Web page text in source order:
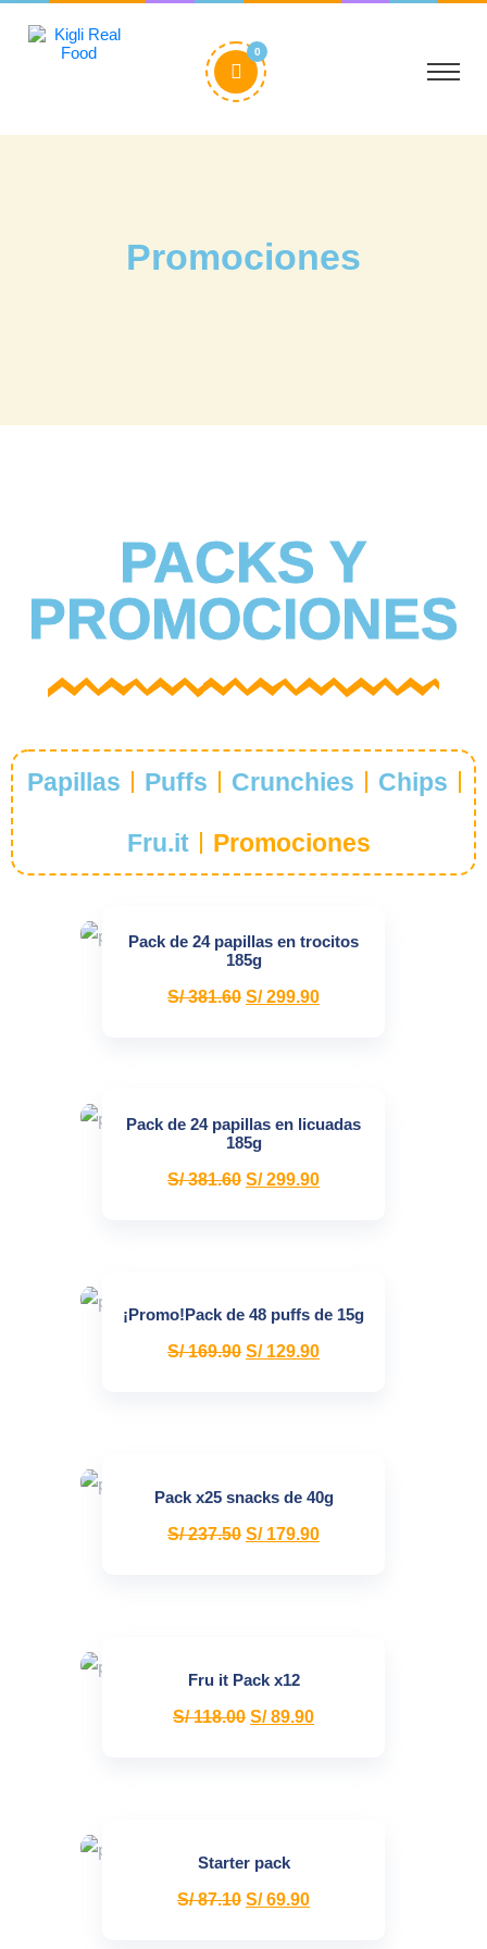
0
Promociones
PACKS Y
PROMOCIONES
Papillas Puffs Crunchies Chips
Fru.it Promociones
Pack de 24 papillas en trocitos
185g
S/381.60 S/299.90
Pack de 24 papillas en licuadas
185g
S/381.60 S/299.90
¡Promo!Pack de 48 puffs de 15g
S/169.90 S/129.90
Pack x25 snacks de 40g
S/237.50 S/179.90
Fru it Pack x12
S/118.00 S/89.90
Starter pack
S/87.10 S/69.90